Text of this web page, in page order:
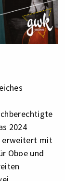
2024
erweitert mit
Oboe und